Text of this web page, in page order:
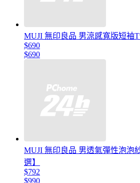
MUJI 無印良品 男涼感寬版短袖T
$690
$690
MUJI 無印良品 男透氣彈性泡泡
選】
$792
$990